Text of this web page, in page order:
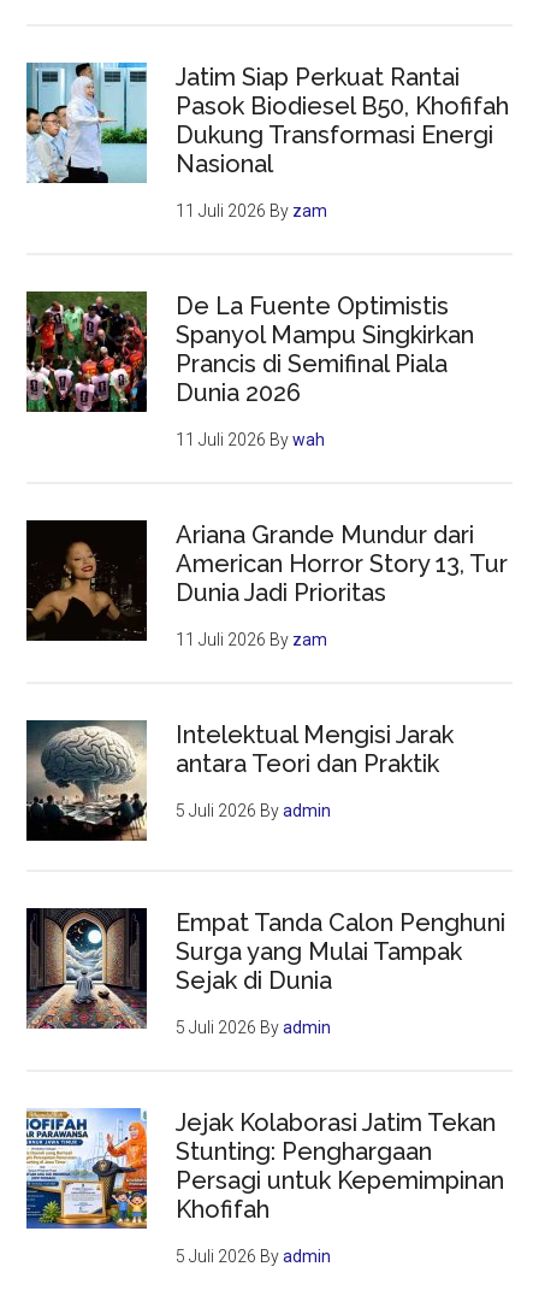
Jatim Siap Perkuat Rantai
Pasok Biodiesel B50, Khofifah
Dukung Transformasi Energi
Nasional
11 Juli 2026 By zam
De La Fuente Optimistis
Spanyol Mampu Singkirkan
Prancis di Semifinal Piala
Dunia 2026
11 Juli 2026 Bywah
Ariana Grande Mundur dari
American Horror Story 13, Tur
Dunia Jadi Prioritas
11 Juli 2026 By zam
Intelektual Mengisi Jarak
antara Teori dan Praktik
5 Juli 2026 Byadmin
Empat Tanda Calon Penghuni
Surga yang Mulai Tampak
Sejak di Dunia
5 Juli 2026 Byadmin
Jejak Kolaborasi Jatim Tekan
Stunting: Penghargaan
Persagi untuk Kepemimpinan
Khofifah
5 Juli 2026 Byadmin